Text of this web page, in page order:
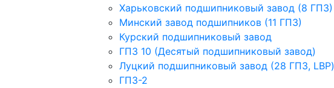
Харьковский подшипниковый завод (8 ГПЗ)
Минский завод подшипников (11 ГПЗ)
Курский подшипниковый завод
ГПЗ 10 (Десятый подшипниковый завод)
Луцкий подшипниковый завод (28 ГПЗ, LBP)
ГПЗ-2